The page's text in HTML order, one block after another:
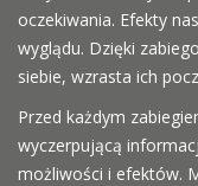
oczekiwania. Efekty
wyglądu. Dzięki
siebie, wzrasta ich
Przed każdym
wyczerpującą
możliwości i efektów.